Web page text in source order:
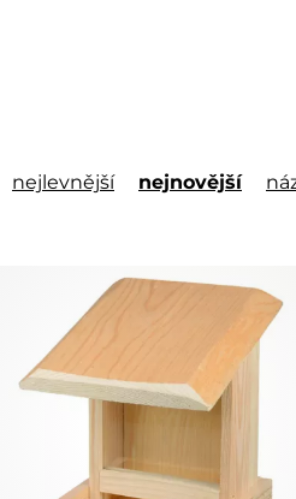
nejlevnější nejnovější